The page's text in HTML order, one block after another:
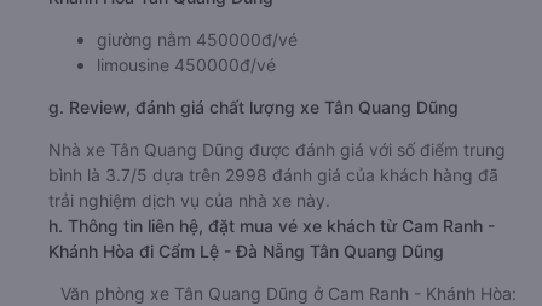
giường nằm 450000đ/vé
limousine 450000đ/vé
g. Review, đánh giá chất lượng xe Tân Quang Dũng
Nhà xe Tân Quang Dũng được đánh giá với số điểm trung
bình là 3.7/5 dựa trên 2998 đánh giá của khách hàng đã
trải nghiệm dịch vụ của nhà xe này.
h. Thông tin liên hệ, đặt mua vé xe khách từ Cam Ranh -
Khánh Hòa đi Cẩm Lệ - Đà Nẵng Tân Quang Dũng
Văn phòng xe Tân Quang Dũng ở Cam Ranh - Khánh Hòa: